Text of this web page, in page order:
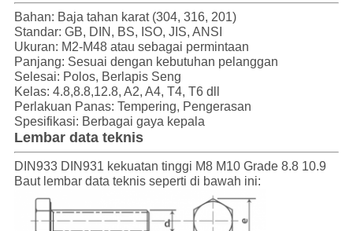
Bahan: Baja tahan karat (304, 316, 201)
Standar: GB, DIN, BS, ISO, JIS, ANSI
Ukuran: M2-M48 atau sebagai permintaan
Panjang: Sesuai dengan kebutuhan pelanggan
Selesai: Polos, Berlapis Seng
Kelas: 4.8,8.8,12.8, A2, A4, T4, T6 dll
Perlakuan Panas: Tempering, Pengerasan
Spesifikasi: Berbagai gaya kepala
Lembar data teknis
DIN933 DIN931 kekuatan tinggi M8 M10 Grade 8.8 10.9
Baut lembar data teknis seperti di bawah ini: